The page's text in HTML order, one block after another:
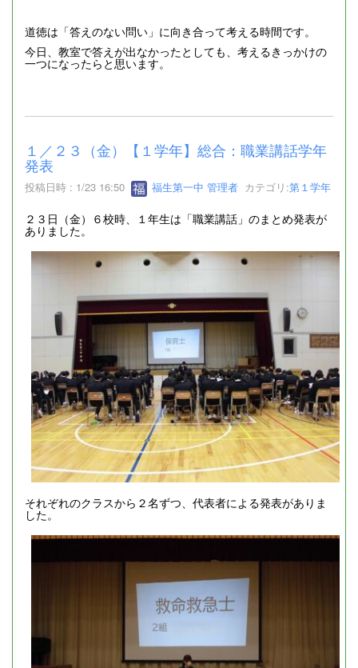
道徳は「答えのない問い」に向き合って考える時間です。
今日、教室で答えが出なかったとしても、考えるきっかけの
一つになったらと思います。
１／２３（金）【１学年】総合：職業講話学年
発表
投稿日時 : 1/23 16:50 福生第一中 管理者 カテゴリ:第１学年
２３日（金）６校時、１年生は「職業講話」のまとめ発表が
ありました。
それぞれのクラスから２名ずつ、代表者による発表がありま
した。